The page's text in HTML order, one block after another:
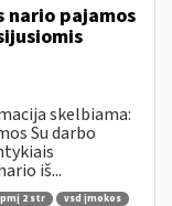
nario pajamos
skelbiama:
Su darbo
iš...
2 str
vsd įmokos